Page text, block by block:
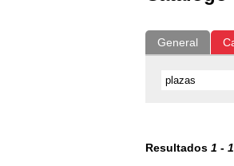
General
Resultados 1 - 1